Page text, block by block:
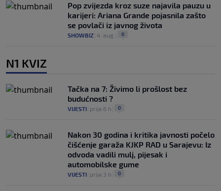
Pop zvijezda kroz suze najavila pauzu u
karijeri: Ariana Grande pojasnila zašto
se povlači iz javnog života
SHOWBIZ 4. aug. 0
N1 KVIZ
Tačka na 7: Živimo li prošlost bez
budućnosti ?
VIJESTI prije 6 h 0
Nakon 30 godina i kritika javnosti počelo
čišćenje garaža KJKP RAD u Sarajevu: Iz
odvoda vadili mulj, pijesak i
automobilske gume
VIJESTI prije 3 h 0